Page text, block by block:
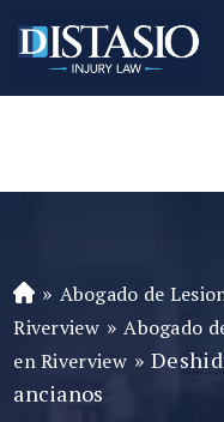
A
b
o
ga
» Abogado de
Riverview » Abogado
en Riverview »
ancianos